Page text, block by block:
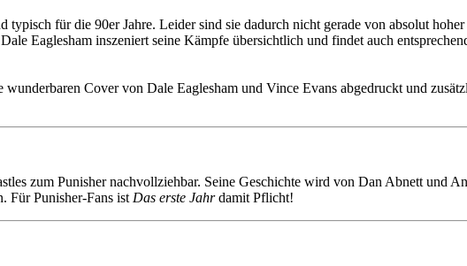
für die 90er Jahre. Leider sind sie dadurch nicht gerade von absolut
Eaglesham inszeniert seine Kämpfe übersichtlich und findet auch
Cover von Dale Eaglesham und Vince Evans abgedruckt und
zum Punisher nachvollziehbar. Seine Geschichte wird von Dan Abnett und
Für Punisher-Fans ist Das erste Jahrdamit Pflicht!